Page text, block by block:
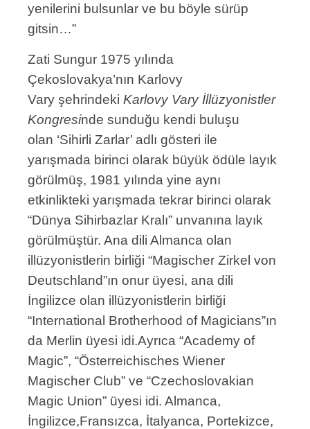
yenilerini bulsunlar ve bu böyle sürüp
gitsin…”
Zati Sungur 1975 yılında
Çekoslovakya’nın Karlovy
Vary şehrindeki Karlovy Vary İllüzyonistler
Kongresinde sunduğu kendi buluşu
olan ‘Sihirli Zarlar’ adlı gösteri ile
yarışmada birinci olarak büyük ödüle layık
görülmüş, 1981 yılında yine aynı
etkinlikteki yarışmada tekrar birinci olarak
“Dünya Sihirbazlar Kralı” unvanına layık
görülmüştür. Ana dili Almanca olan
illüzyonistlerin birliği “Magischer Zirkel von
Deutschland”ın onur üyesi, ana dili
İngilizce olan illüzyonistlerin birliği
“International Brotherhood of Magicians”ın
da Merlin üyesi idi.Ayrıca “Academy of
Magic”, “Österreichisches Wiener
Magischer Club” ve “Czechoslovakian
Magic Union” üyesi idi. Almanca,
İngilizce,Fransızca, İtalyanca, Portekizce,